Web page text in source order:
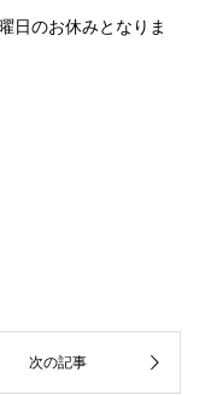
日のお休みとなりま